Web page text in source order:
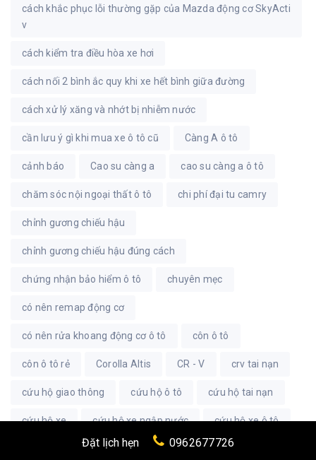
cách khắc phục lỗi thường gặp của Mazda động cơ SkyActi
v
cách kiểm tra điều hòa xe hơi
cách nối 2 bình ắc quy khi xe hết bình giữa đường
cách xử lý xăng và nhớt bị nhiễm nước
cần lưu ý gì khi mua xe ô tô cũ Càng A ô tô
cảnh báo Cao su càng a cao su càng a ô tô
chăm sóc nội ngoại thất ô tô chi phí đại tu camry
chỉnh gương chiếu hậu
chỉnh gương chiếu hậu đúng cách
chứng nhận bảo hiểm ô tô chuyên mẹc
có nên remap động cơ
có nên rửa khoang động cơ ô tô côn ô tô
côn ô tô rẻ Corolla Altis CR - V crv tai nạn
cứu hộ giao thông cứu hộ ô tô cứu hộ tai nạn
cứu hộ xe cứu hộ xe ngập nước cứu hộ xe ô tô
đại tu camry
Đặt lịch hẹn 0962677726